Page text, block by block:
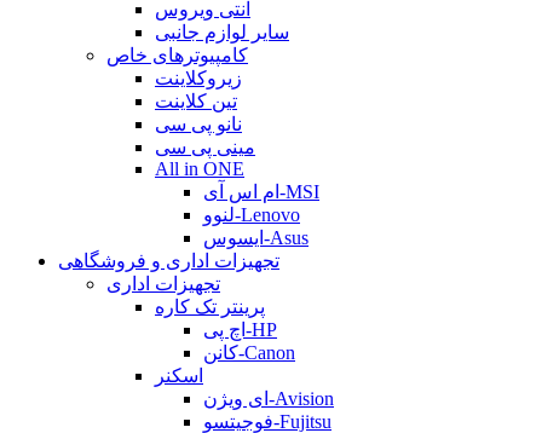
آنتی ویروس
سایر لوازم جانبی
کامپیوترهای خاص
زیروکلاینت
تین کلاینت
نانو پی سی
مینی پی سی
All in ONE
ام اس آی-MSI
لنوو-Lenovo
ایسوس-Asus
تجهیزات اداری و فروشگاهی
تجهیزات اداری
پرینتر تک کاره
اچ پی-HP
کانن-Canon
اسکنر
ای ویژن-Avision
فوجیتسو-Fujitsu